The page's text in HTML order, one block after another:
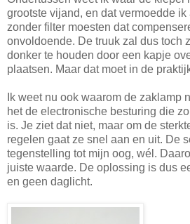
grootste vijand, en dat vermoedde
zonder filter moesten dat
onvoldoende. De truuk zal dus toch
donker te houden door een kapje
plaatsen. Maar dat moet in de
Ik weet nu ook waarom de zaklamp
het de electronische besturing die
is. Je ziet dat niet, maar om de
regelen gaat ze snel aan en uit. De
tegenstelling tot mijn oog, wél.
juiste waarde. De oplossing is dus
en geen daglicht.